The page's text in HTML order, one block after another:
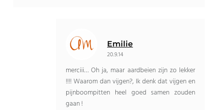
Emilie
20.9.14
merciii… Oh ja, maar aardbeien zijn zo lekker
!!!! Waarom dan vijgen?, Ik denk dat vijgen en
pijnboompitten heel goed samen zouden
gaan !